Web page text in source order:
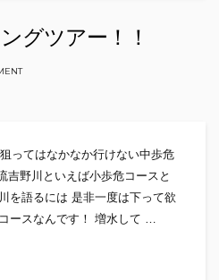
グツアー！！
ってはなかなか行けない中歩危
吉野川といえば小歩危コースと
を語るには 是非一度は下って欲
ースなんです！ 増水して …
ングツアー！！